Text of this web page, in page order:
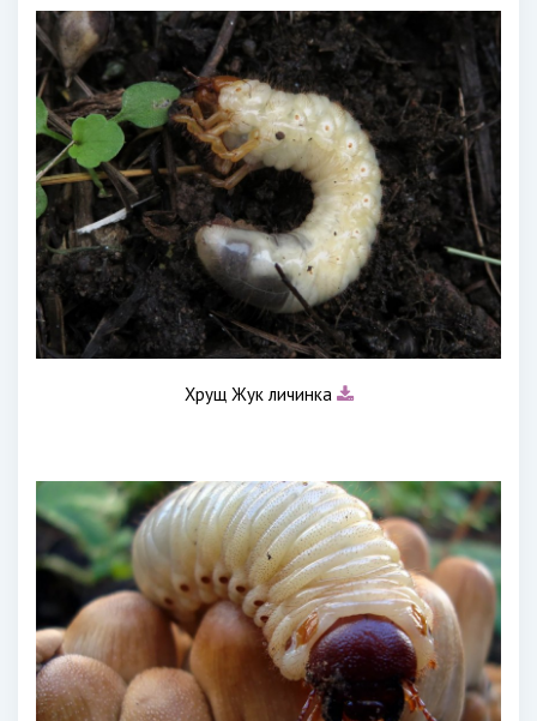
Хрущ Жук личинка